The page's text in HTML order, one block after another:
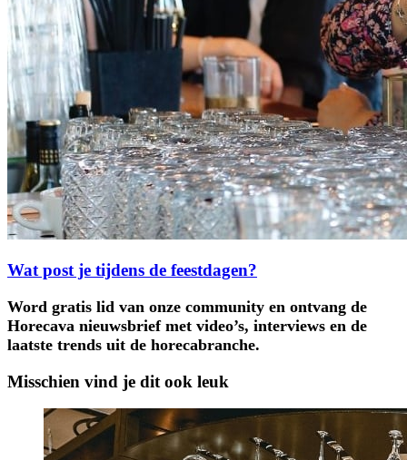
Wat post je tijdens de feestdagen?
Word gratis lid van onze community en ontvang de
Horecava nieuwsbrief met video’s, interviews en de
laatste trends uit de horecabranche.
Misschien vind je dit ook leuk